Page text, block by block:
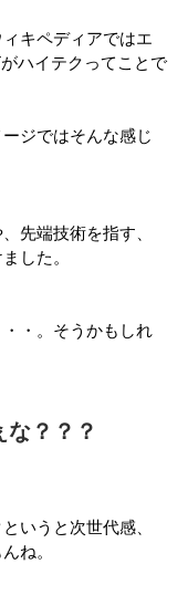
キペディアではエ
ハイテクってことで
ジではそんな感じ
先端技術を指す、
した。
・。そうかもしれ
？？？
いうと次世代感、
ね。